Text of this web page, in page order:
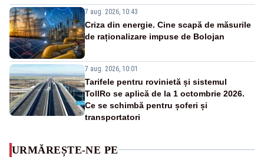
7 aug. 2026, 10:43
Criza din energie. Cine scapă de măsurile
de raționalizare impuse de Bolojan
7 aug. 2026, 10:01
Tarifele pentru rovinietă și sistemul
TollRo se aplică de la 1 octombrie 2026.
Ce se schimbă pentru șoferi și
transportatori
URMĂREȘTE-NE PE